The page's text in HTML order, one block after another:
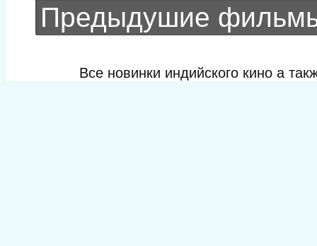
Предыдушие
Все новинки индийского кино а